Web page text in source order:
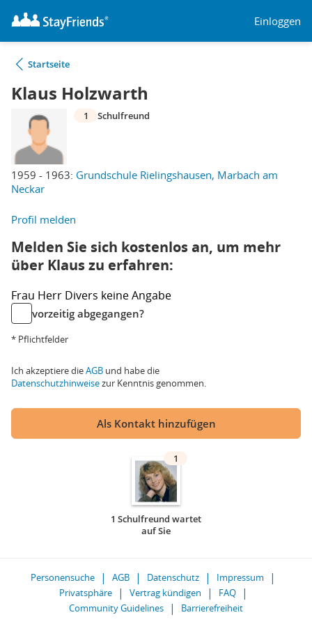
Einloggen
Startseite
Klaus Holzwarth
1959 - 1963: Grundschule Rielingshausen, Marbach am
Neckar
1 Schulfreund
Profil melden
Melden Sie sich kostenlos an, um mehr
über Klaus zu erfahren:
Frau Herr Divers keine Angabe
vorzeitig abgegangen?
* Pflichtfelder
Ich akzeptiere dieAGB und habe die
Datenschutzhinweisezur Kenntnis genommen.
Als Kontakt hinzufügen
1
1 Schulfreund wartet
auf Sie
Personensuche AGB Datenschutz
Impressum
Privatsphäre
Vertrag kündigen
FAQ
Community Guidelines
Barrierefreiheit